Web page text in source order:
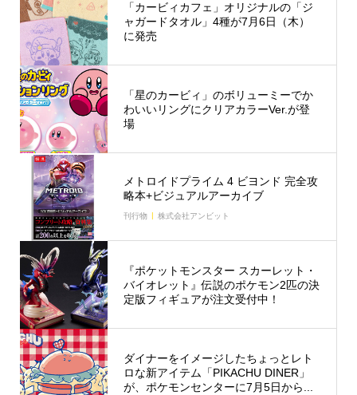
「カービィカフェ」オリジナルの「ジ
ャガードタオル」4種が7月6日（木）
に発売
「星のカービィ」のボリューミーでか
わいいリングにクリアカラーVer.が登
場
メトロイドプライム 4 ビヨンド 完全攻
略本+ビジュアルアーカイブ
刊行物 株式会社アンビット
『ポケットモンスター スカーレット・
バイオレット』伝説のポケモン2匹の決
定版フィギュアが注文受付中！
ダイナーをイメージしたちょっとレト
ロな新アイテム「PIKACHU DINER」
が、ポケモンセンターに7月5日から...